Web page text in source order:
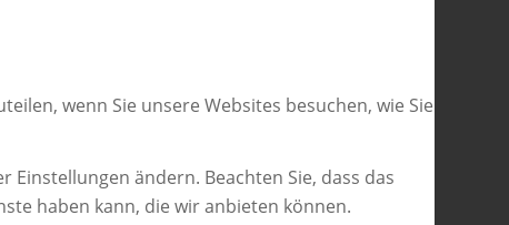
wenn Sie unsere Websites besuchen, wie Sie
ändern. Beachten Sie, dass das
haben kann, die wir anbieten können.